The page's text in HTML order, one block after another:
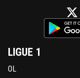
LIGUE 1
OL